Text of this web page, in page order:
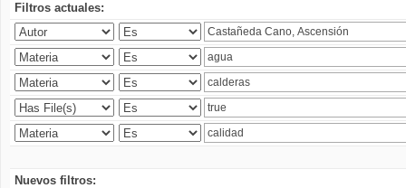
Filtros actuales:
Nuevos filtros: